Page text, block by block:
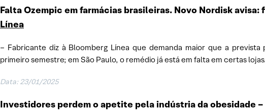
Falta Ozempic em farmácias brasileiras. Novo Nordisk avisa:
Línea
– Fabricante diz à Bloomberg Línea que demanda maior que a prevista
primeiro semestre; em São Paulo, o remédio já está em falta em certas lojas.
Data: 23/01/2025
Investidores perdem o apetite pela indústria da obesidade –